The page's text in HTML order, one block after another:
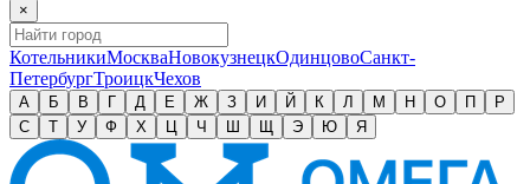
×
КотельникиМоскваНовокузнецкОдинцовоСанкт-
ПетербургТроицкЧехов
А Б В Г Д Е Ж З И Й К Л М Н О П
Р
С
Т У Ф Х Ц Ч Ш Щ Э Ю Я